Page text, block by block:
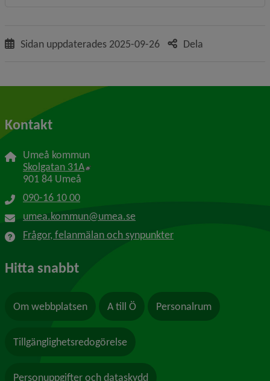
Sidan uppdaterades 2025-09-26 Dela
Kontakt
Umeå kommun
Skolgatan 31A Länk till annan webbplats, öppnas i nytt
901 84 Umeå
090-16 10 00
umea.kommun@umea.se
Frågor, felanmälan och synpunkter
Hitta snabbt
Om webbplatsen A till Ö Personalrum
Tillgänglighetsredogörelse
Personuppgifter och dataskydd